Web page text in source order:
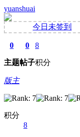
yuanshuai
今日未签到
0
主题
0
帖子
8
积分
版主
积分
8